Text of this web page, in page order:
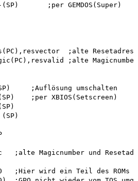
;per GEMDOS(Super)
;alte
;alte
;Auflösung umschalten
;per XBIOS(Setscreen)
;alte Magicnumber und
;Hier wird ein Teil des ROMs